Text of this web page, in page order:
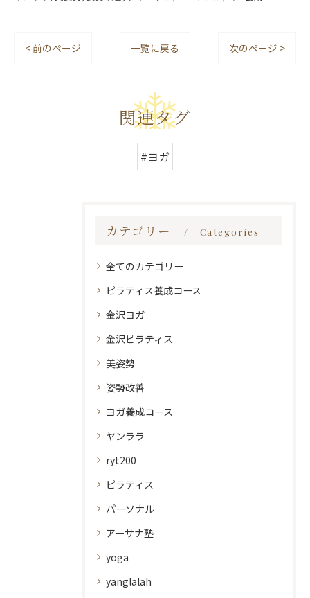
< 前のページ 一覧に戻る 次のページ >
関連タグ
#ヨガ
カテゴリー Categories
全てのカテゴリー
ピラティス養成コース
金沢ヨガ
金沢ピラティス
美姿勢
姿勢改善
ヨガ養成コース
ヤンララ
ryt200
ピラティス
パーソナル
アーサナ塾
yoga
yanglalah